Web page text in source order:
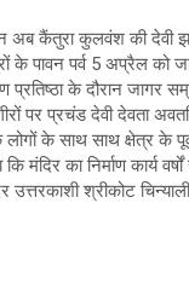
कैंतुरा कुलवंश की देवी
के पावन पर्व 5
प्रतिष्ठा के दौरान जागर
पर प्रचंड देवी देवता
के साथ साथ क्षेत्र के
मंदिर का निर्माण कार्य
उत्तरकाशी श्रीकोट